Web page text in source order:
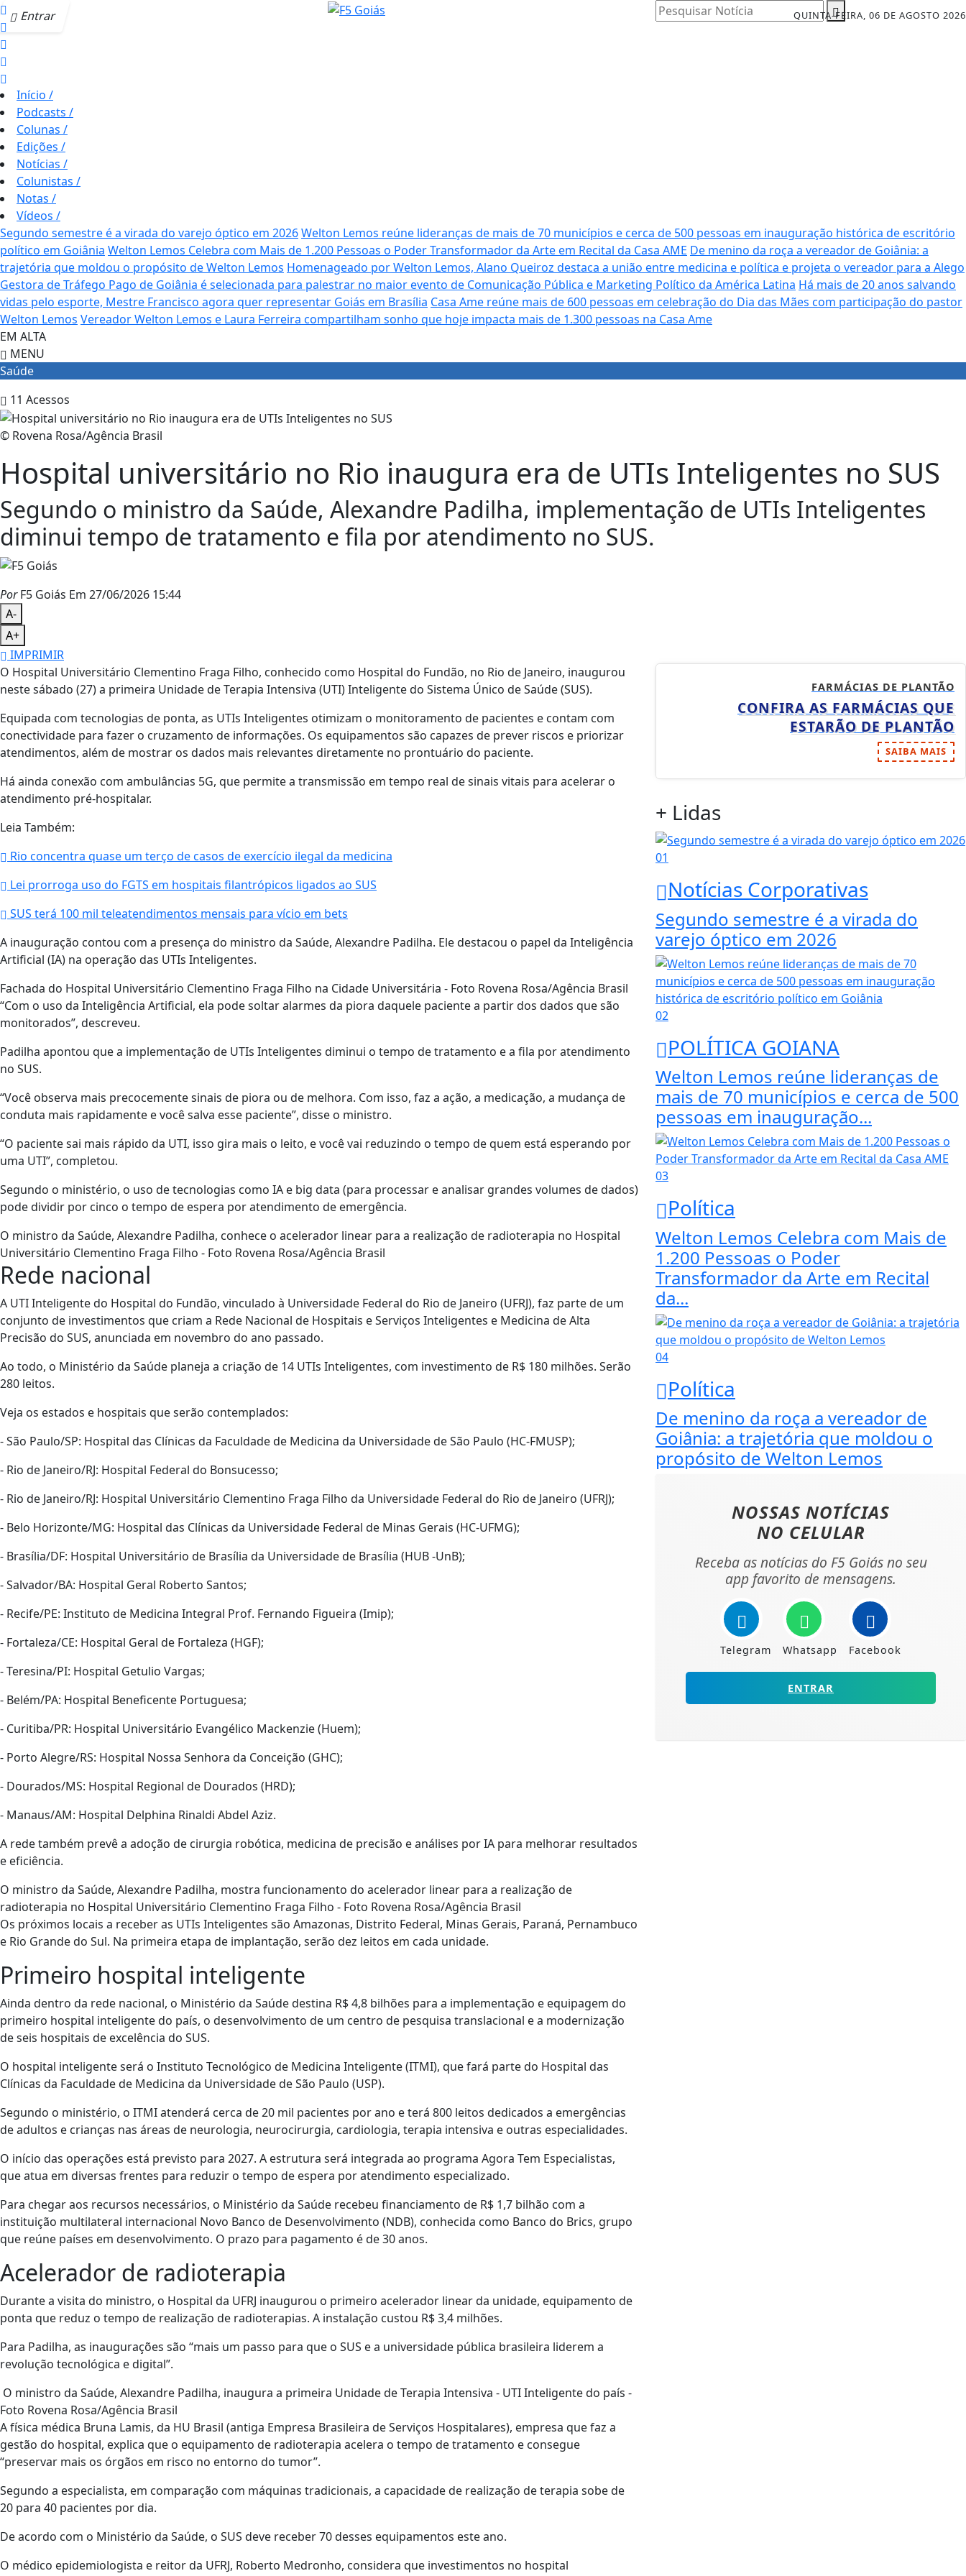
Entrar QUINTA-FEIRA, 06 DE AGOSTO 2026
Pesquisar Notícia
Início /
Podcasts /
Colunas /
Edições /
Notícias /
Colunistas /
Notas /
Vídeos /
Segundo semestre é a virada do varejo óptico em 2026Welton Lemos reúne lideranças de mais de 70 municípios e cerca de 500 pessoas em inauguração histórica de escritório
político em Goiânia Welton Lemos Celebra com Mais de 1.200 Pessoas o Poder Transformador da Arte em Recital da Casa AME De menino da roça a vereador de Goiânia: a
trajetória que moldou o propósito de Welton Lemos Homenageado por Welton Lemos, Alano Queiroz destaca a união entre medicina e política e projeta o vereador para a Alego
Gestora de Tráfego Pago de Goiânia é selecionada para palestrar no maior evento de Comunicação Pública e Marketing Político da América Latina Há mais de 20 anos salvando
vidas pelo esporte, Mestre Francisco agora quer representar Goiás em Brasília Casa Ame reúne mais de 600 pessoas em celebração do Dia das Mães com participação do pastor
Welton Lemos Vereador Welton Lemos e Laura Ferreira compartilham sonho que hoje impacta mais de 1.300 pessoas na Casa Ame
EM ALTA
MENU
Saúde
11 Acessos
© Rovena Rosa/Agência Brasil
Hospital universitário no Rio inaugura era de UTIs Inteligentes no SUS
Segundo o ministro da Saúde, Alexandre Padilha, implementação de UTIs Inteligentes
diminui tempo de tratamento e fila por atendimento no SUS.
PorF5 Goiás Em 27/06/2026 15:44
A-
A+
IMPRIMIR
O Hospital Universitário Clementino Fraga Filho, conhecido como Hospital do Fundão, no Rio de Janeiro, inaugurou
neste sábado (27) a primeira Unidade de Terapia Intensiva (UTI) Inteligente do Sistema Único de Saúde (SUS).
Equipada com tecnologias de ponta, as UTIs Inteligentes otimizam o monitoramento de pacientes e contam com
conectividade para fazer o cruzamento de informações. Os equipamentos são capazes de prever riscos e priorizar
atendimentos, além de mostrar os dados mais relevantes diretamente no prontuário do paciente.
Há ainda conexão com ambulâncias 5G, que permite a transmissão em tempo real de sinais vitais para acelerar o
atendimento pré-hospitalar.
Leia Também:
Rio concentra quase um terço de casos de exercício ilegal da medicina
Lei prorroga uso do FGTS em hospitais filantrópicos ligados ao SUS
SUS terá 100 mil teleatendimentos mensais para vício em bets
A inauguração contou com a presença do ministro da Saúde, Alexandre Padilha. Ele destacou o papel da Inteligência
Artificial (IA) na operação das UTIs Inteligentes.
Fachada do Hospital Universitário Clementino Fraga Filho na Cidade Universitária - Foto Rovena Rosa/Agência Brasil
“Com o uso da Inteligência Artificial, ela pode soltar alarmes da piora daquele paciente a partir dos dados que são
monitorados”, descreveu.
Padilha apontou que a implementação de UTIs Inteligentes diminui o tempo de tratamento e a fila por atendimento
no SUS.
“Você observa mais precocemente sinais de piora ou de melhora. Com isso, faz a ação, a medicação, a mudança de
conduta mais rapidamente e você salva esse paciente”, disse o ministro.
“O paciente sai mais rápido da UTI, isso gira mais o leito, e você vai reduzindo o tempo de quem está esperando por
uma UTI”, completou.
Segundo o ministério, o uso de tecnologias como IA e big data (para processar e analisar grandes volumes de dados)
pode dividir por cinco o tempo de espera por atendimento de emergência.
O ministro da Saúde, Alexandre Padilha, conhece o acelerador linear para a realização de radioterapia no Hospital
Universitário Clementino Fraga Filho - Foto Rovena Rosa/Agência Brasil
Rede nacional
A UTI Inteligente do Hospital do Fundão, vinculado à Universidade Federal do Rio de Janeiro (UFRJ), faz parte de um
conjunto de investimentos que criam a Rede Nacional de Hospitais e Serviços Inteligentes e Medicina de Alta
Precisão do SUS, anunciada em novembro do ano passado.
Ao todo, o Ministério da Saúde planeja a criação de 14 UTIs Inteligentes, com investimento de R$ 180 milhões. Serão
280 leitos.
Veja os estados e hospitais que serão contemplados:
- São Paulo/SP: Hospital das Clínicas da Faculdade de Medicina da Universidade de São Paulo (HC-FMUSP);
- Rio de Janeiro/RJ: Hospital Federal do Bonsucesso;
- Rio de Janeiro/RJ: Hospital Universitário Clementino Fraga Filho da Universidade Federal do Rio de Janeiro (UFRJ);
- Belo Horizonte/MG: Hospital das Clínicas da Universidade Federal de Minas Gerais (HC-UFMG);
- Brasília/DF: Hospital Universitário de Brasília da Universidade de Brasília (HUB -UnB);
- Salvador/BA: Hospital Geral Roberto Santos;
- Recife/PE: Instituto de Medicina Integral Prof. Fernando Figueira (Imip);
- Fortaleza/CE: Hospital Geral de Fortaleza (HGF);
- Teresina/PI: Hospital Getulio Vargas;
- Belém/PA: Hospital Beneficente Portuguesa;
- Curitiba/PR: Hospital Universitário Evangélico Mackenzie (Huem);
- Porto Alegre/RS: Hospital Nossa Senhora da Conceição (GHC);
- Dourados/MS: Hospital Regional de Dourados (HRD);
- Manaus/AM: Hospital Delphina Rinaldi Abdel Aziz.
A rede também prevê a adoção de cirurgia robótica, medicina de precisão e análises por IA para melhorar resultados
e eficiência.
O ministro da Saúde, Alexandre Padilha, mostra funcionamento do acelerador linear para a realização de
radioterapia no Hospital Universitário Clementino Fraga Filho - Foto Rovena Rosa/Agência Brasil
Os próximos locais a receber as UTIs Inteligentes são Amazonas, Distrito Federal, Minas Gerais, Paraná, Pernambuco
e Rio Grande do Sul. Na primeira etapa de implantação, serão dez leitos em cada unidade.
Primeiro hospital inteligente
Ainda dentro da rede nacional, o Ministério da Saúde destina R$ 4,8 bilhões para a implementação e equipagem do
primeiro hospital inteligente do país, o desenvolvimento de um centro de pesquisa translacional e a modernização
de seis hospitais de excelência do SUS.
O hospital inteligente será o Instituto Tecnológico de Medicina Inteligente (ITMI), que fará parte do Hospital das
Clínicas da Faculdade de Medicina da Universidade de São Paulo (USP).
Segundo o ministério, o ITMI atenderá cerca de 20 mil pacientes por ano e terá 800 leitos dedicados a emergências
de adultos e crianças nas áreas de neurologia, neurocirurgia, cardiologia, terapia intensiva e outras especialidades.
O início das operações está previsto para 2027. A estrutura será integrada ao programa Agora Tem Especialistas,
que atua em diversas frentes para reduzir o tempo de espera por atendimento especializado.
Para chegar aos recursos necessários, o Ministério da Saúde recebeu financiamento de R$ 1,7 bilhão com a
instituição multilateral internacional Novo Banco de Desenvolvimento (NDB), conhecida como Banco do Brics, grupo
que reúne países em desenvolvimento. O prazo para pagamento é de 30 anos.
Acelerador de radioterapia
Durante a visita do ministro, o Hospital da UFRJ inaugurou o primeiro acelerador linear da unidade, equipamento de
ponta que reduz o tempo de realização de radioterapias. A instalação custou R$ 3,4 milhões.
Para Padilha, as inaugurações são “mais um passo para que o SUS e a universidade pública brasileira liderem a
revolução tecnológica e digital”.
O ministro da Saúde, Alexandre Padilha, inaugura a primeira Unidade de Terapia Intensiva - UTI Inteligente do país -
Foto Rovena Rosa/Agência Brasil
A física médica Bruna Lamis, da HU Brasil (antiga Empresa Brasileira de Serviços Hospitalares), empresa que faz a
gestão do hospital, explica que o equipamento de radioterapia acelera o tempo de tratamento e consegue
“preservar mais os órgãos em risco no entorno do tumor”.
Segundo a especialista, em comparação com máquinas tradicionais, a capacidade de realização de terapia sobe de
20 para 40 pacientes por dia.
De acordo com o Ministério da Saúde, o SUS deve receber 70 desses equipamentos este ano.
O médico epidemiologista e reitor da UFRJ, Roberto Medronho, considera que investimentos no hospital
FARMÁCIAS DE PLANTÃO
CONFIRA AS FARMÁCIAS QUE
ESTARÃO DE PLANTÃO
SAIBA MAIS
+ Lidas
01
Notícias Corporativas
Segundo semestre é a virada do
varejo óptico em 2026
02
POLÍTICA GOIANA
Welton Lemos reúne lideranças de
mais de 70 municípios e cerca de 500
pessoas em inauguração...
03
Política
Welton Lemos Celebra com Mais de
1.200 Pessoas o Poder
Transformador da Arte em Recital
da...
04
Política
De menino da roça a vereador de
Goiânia: a trajetória que moldou o
propósito de Welton Lemos
NOSSAS NOTÍCIAS
NO CELULAR
Receba as notícias do F5 Goiás no seu
app favorito de mensagens.
Telegram Whatsapp Facebook
ENTRAR